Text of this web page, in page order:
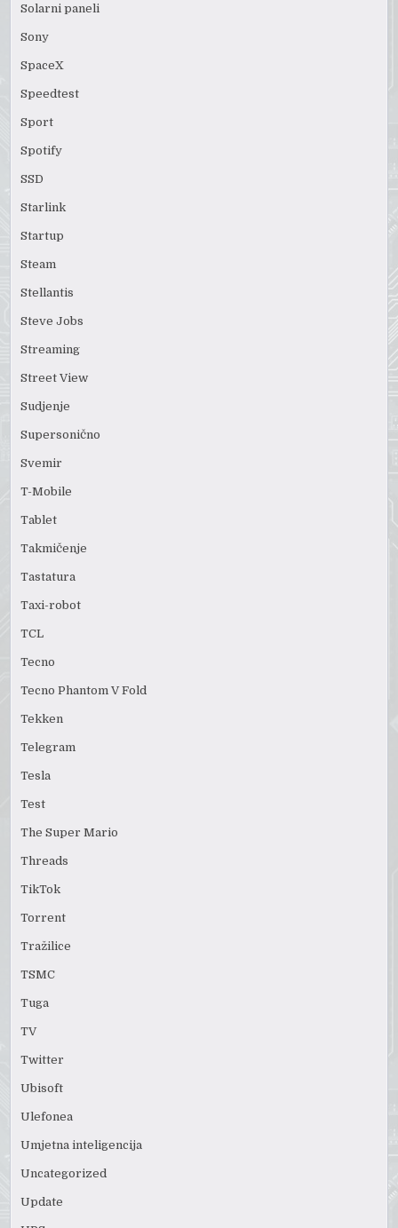
Solarni paneli
Sony
SpaceX
Speedtest
Sport
Spotify
SSD
Starlink
Startup
Steam
Stellantis
Steve Jobs
Streaming
Street View
Sudjenje
Supersonično
Svemir
T-Mobile
Tablet
Takmičenje
Tastatura
Taxi-robot
TCL
Tecno
Tecno Phantom V Fold
Tekken
Telegram
Tesla
Test
The Super Mario
Threads
TikTok
Torrent
Tražilice
TSMC
Tuga
TV
Twitter
Ubisoft
Ulefonea
Umjetna inteligencija
Uncategorized
Update